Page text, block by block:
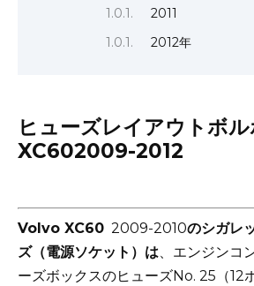
2011
2012年
ヒューズレイアウトボル
XC602009-2012
Volvo XC60 2009-2010のシガレ
ズ（電源ソケット）は、エンジンコ
ーズボックスのヒューズNo. 25（12